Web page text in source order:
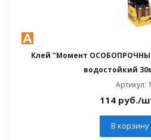
Клей "Момент
водостойкий
Артикул:
114 руб./
В корзину